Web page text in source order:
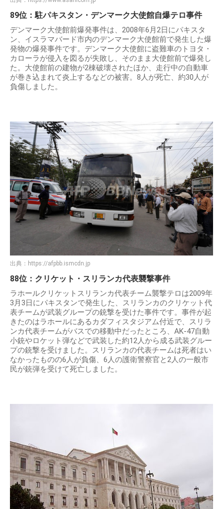
89位：駐パキスタン・デンマーク大使館自爆テロ事件
デンマーク大使館前爆発事件は、2008年6月2日にパキスタ
ン、イスラマバード市内のデンマーク大使館前で発生した爆
発物の爆発事件です。デンマーク大使館に盗難車のトヨタ・
カローラが侵入を図るが失敗し、そのまま大使館前で爆発し
た。大使館前の建物が2棟破壊されたほか、走行中の自動車
が巻き込まれて炎上するなどの被害。8人が死亡、約30人が
負傷しました。
出典： https://afpbb.ismcdn.jp
88位：クリケット・スリランカ代表襲撃事件
ラホールクリケットスリランカ代表チーム襲撃テロは2009年
3月3日にパキスタンで発生した、スリランカのクリケット代
表チームが武装グループの銃撃を受けた事件です。事件が起
きたのはラホールにあるカダフィスタジアム付近で、スリラ
ンカ代表チームがバスでの移動中だったところ、AK-47自動
小銃やロケット弾などで武装した約12人から成る武装グルー
プの銃撃を受けました。スリランカの代表チームは死者はい
なかったものの6人が負傷、6人の護衛警察官と2人の一般市
民が銃弾を受けて死亡しました。